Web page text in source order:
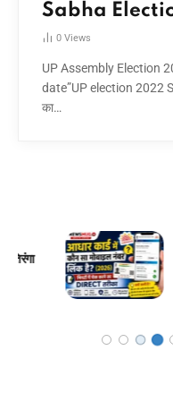
Sabha
0 Views
UP Assembly Election
date”UP election 2022
का…
आधार
मिनटों
08/08/